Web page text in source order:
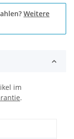
Weitere
im
.